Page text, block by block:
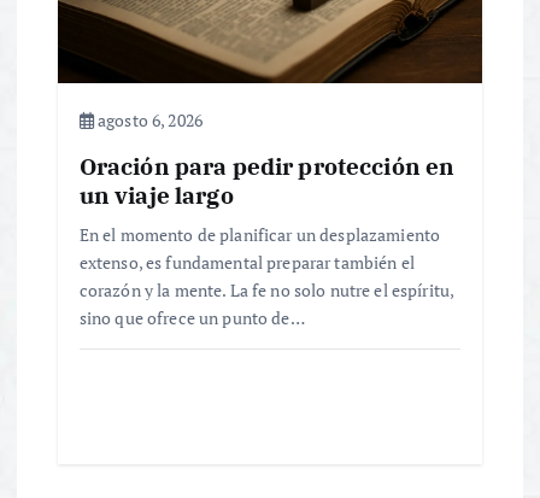
agosto 6, 2026
Oración para pedir protección en
un viaje largo
En el momento de planificar un desplazamiento
extenso, es fundamental preparar también el
corazón y la mente. La fe no solo nutre el espíritu,
sino que ofrece un punto de…